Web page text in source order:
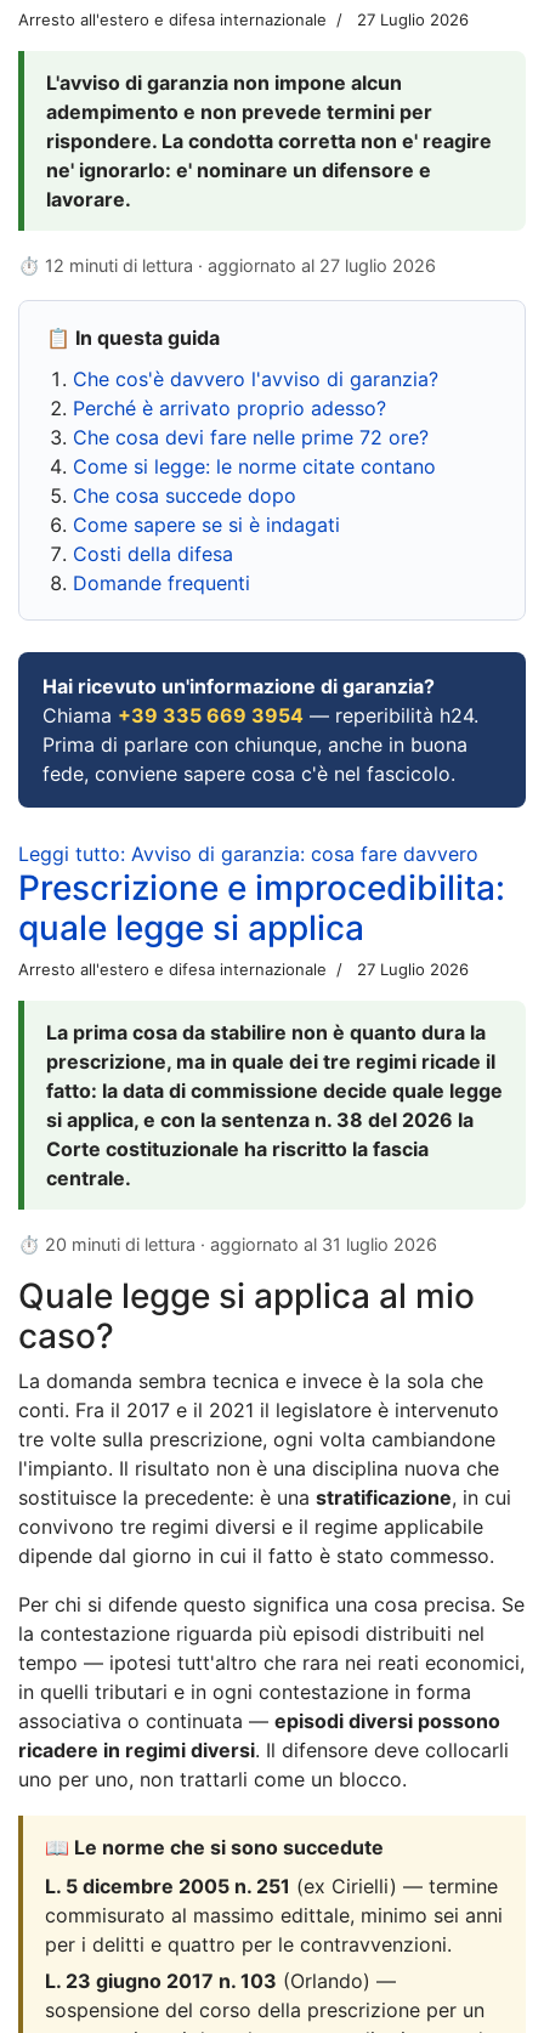
Arresto all'estero e difesa internazionale 27 Luglio 2026
L'avviso di garanzia non impone alcun
adempimento e non prevede termini per
rispondere. La condotta corretta non e' reagire
ne' ignorarlo: e' nominare un difensore e
lavorare.
⏱ 12 minuti di lettura · aggiornato al 27 luglio 2026
📋 In questa guida
Che cos'è davvero l'avviso di garanzia?
Perché è arrivato proprio adesso?
Che cosa devi fare nelle prime 72 ore?
Come si legge: le norme citate contano
Che cosa succede dopo
Come sapere se si è indagati
Costi della difesa
Domande frequenti
Hai ricevuto un'informazione di garanzia?
Chiama +39 335 669 3954 — reperibilità h24.
Prima di parlare con chiunque, anche in buona
fede, conviene sapere cosa c'è nel fascicolo.
Leggi tutto: Avviso di garanzia: cosa fare davvero
Prescrizione e improcedibilita:
quale legge si applica
Arresto all'estero e difesa internazionale 27 Luglio 2026
La prima cosa da stabilire non è quanto dura la
prescrizione, ma in quale dei tre regimi ricade il
fatto: la data di commissione decide quale legge
si applica, e con la sentenza n. 38 del 2026 la
Corte costituzionale ha riscritto la fascia
centrale.
⏱ 20 minuti di lettura · aggiornato al 31 luglio 2026
Quale legge si applica al mio
caso?
La domanda sembra tecnica e invece è la sola che
conti. Fra il 2017 e il 2021 il legislatore è intervenuto
tre volte sulla prescrizione, ogni volta cambiandone
l'impianto. Il risultato non è una disciplina nuova che
sostituisce la precedente: è una stratificazione, in cui
convivono tre regimi diversi e il regime applicabile
dipende dal giorno in cui il fatto è stato commesso.
Per chi si difende questo significa una cosa precisa. Se
la contestazione riguarda più episodi distribuiti nel
tempo — ipotesi tutt'altro che rara nei reati economici,
in quelli tributari e in ogni contestazione in forma
associativa o continuata — episodi diversi possono
ricadere in regimi diversi. Il difensore deve collocarli
uno per uno, non trattarli come un blocco.
📖 Le norme che si sono succedute
L. 5 dicembre 2005 n. 251 (ex Cirielli) — termine
commisurato al massimo edittale, minimo sei anni
per i delitti e quattro per le contravvenzioni.
L. 23 giugno 2017 n. 103 (Orlando) —
sospensione del corso della prescrizione per un